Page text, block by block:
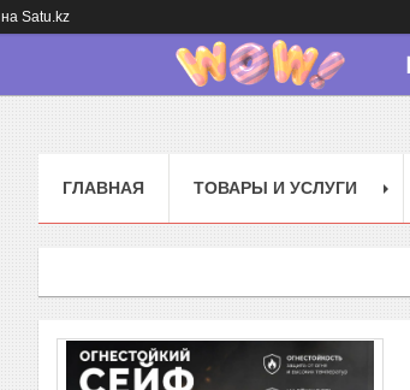
на Satu.kz
ГЛАВНАЯ ТОВАРЫ И УСЛУГИ